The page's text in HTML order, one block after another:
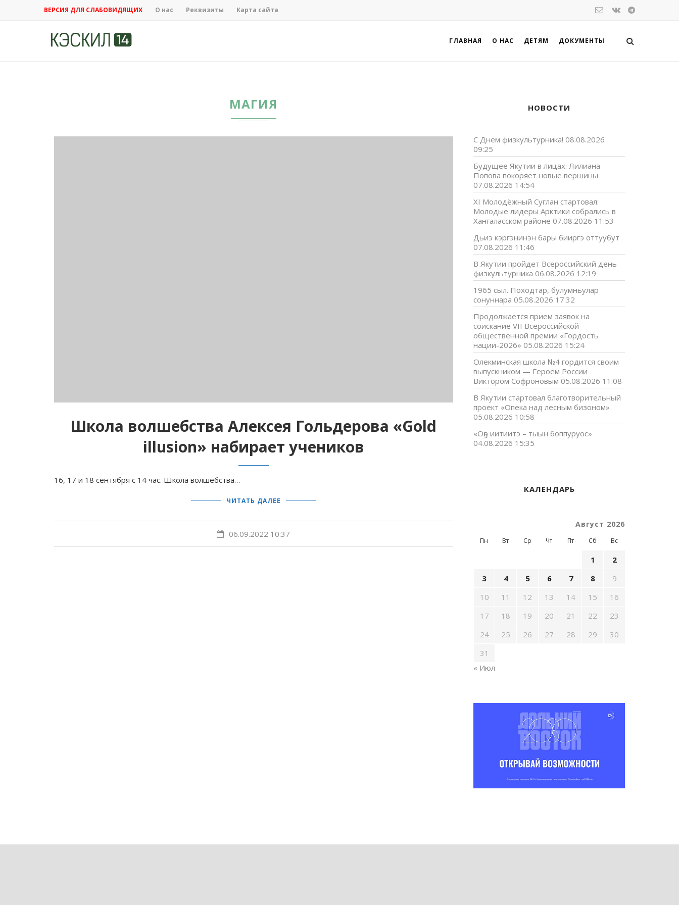
ВЕРСИЯ ДЛЯ СЛАБОВИДЯЩИХ О нас Реквизиты Карта сайта
ГЛАВНАЯ О НАС ДЕТЯМ ДОКУМЕНТЫ
МАГИЯ
Школа волшебства Алексея Гольдерова «Gold
illusion» набирает учеников
16, 17 и 18 сентября с 14 час. Школа волшебства…
ЧИТАТЬ ДАЛЕЕ
06.09.2022 10:37
НОВОСТИ
С Днем физкультурника! 08.08.2026
09:25
Будущее Якутии в лицах: Лилиана
Попова покоряет новые вершины
07.08.2026 14:54
XI Молодёжный Суглан стартовал:
Молодые лидеры Арктики собрались в
Хангаласском районе 07.08.2026 11:53
Дьиэ кэргэнинэн бары бииргэ оттуубут
07.08.2026 11:46
В Якутии пройдет Всероссийский день
физкультурника 06.08.2026 12:19
1965 сыл. Походтар, булумньулар
сонуннара 05.08.2026 17:32
Продолжается прием заявок на
соискание VII Всероссийской
общественной премии «Гордость
нации-2026» 05.08.2026 15:24
Олекминская школа №4 гордится своим
выпускником — Героем России
Виктором Софроновым 05.08.2026 11:08
В Якутии стартовал благотворительный
проект «Опека над лесным бизоном»
05.08.2026 10:58
«Оҕо иитиитэ – тыын боппуруос»
04.08.2026 15:35
КАЛЕНДАРЬ
Август 2026
Пн Вт Ср Чт Пт Сб Вс
1
2
3
4 5 6 7 8
9
10
11 12 13 14 15
16
17
18 19 20 21 22
23
24
25 26 27 28 29
30
31
« Июл